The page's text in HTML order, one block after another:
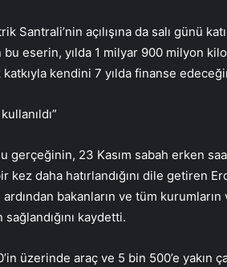
açılışına da salı günü
bu eserin, yılda 1 milyar 900 milyon
kendini 7 yılda finanse
gerçeğinin, 23 Kasım sabah erken
daha hatırlandığını dile getiren
bakanların ve tüm kurumların
kaydetti.
üzerinde araç ve 5 bin 500’e yakın